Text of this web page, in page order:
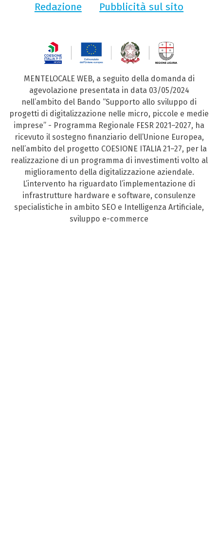
Redazione
Pubblicità sul sito
MENTELOCALE WEB, a seguito della domanda di
agevolazione presentata in data 03/05/2024
nell’ambito del Bando “Supporto allo sviluppo di
progetti di digitalizzazione nelle micro, piccole e medie
imprese” - Programma Regionale FESR 2021–2027, ha
ricevuto il sostegno finanziario dell’Unione Europea,
nell’ambito del progetto COESIONE ITALIA 21–27, per la
realizzazione di un programma di investimenti volto al
miglioramento della digitalizzazione aziendale.
L’intervento ha riguardato l’implementazione di
infrastrutture hardware e software, consulenze
specialistiche in ambito SEO e Intelligenza Artificiale,
sviluppo e-commerce